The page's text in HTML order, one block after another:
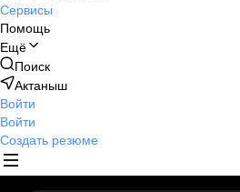
Сервисы
Помощь
Ещё
Поиск
Актаныш
Войти
Войти
Создать резюме